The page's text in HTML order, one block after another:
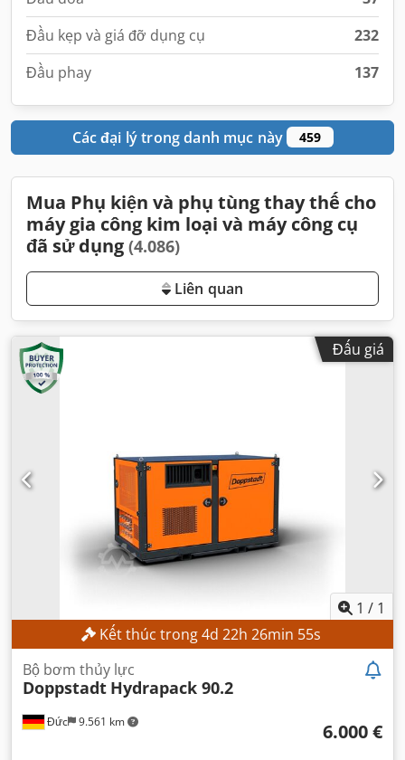
Đầu kẹp và giá đỡ dụng cụ
232
Đầu phay
137
Các đại lý trong danh mục này 459
Mua Phụ kiện và phụ tùng thay thế cho
máy gia công kim loại và máy công cụ
đã sử dụng (4.086)
Liên quan
Đấu giá
1 / 1
Kết thúc trong4d 22h 26min 53s
Đức 9.561 km
Bộ bơm thủy lực
Doppstadt Hydrapack 90.2
6.000 €